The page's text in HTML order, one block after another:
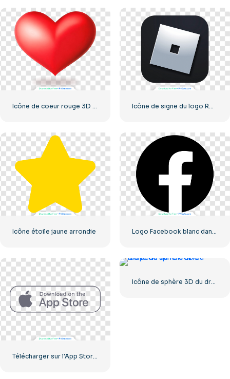
Icône de coeur rouge 3D avec ombre Icône de signe du logo Roblox
Icône étoile jaune arrondie
Télécharger sur l'App Store Bouton Linéaire
Icône de sphère 3D du drapeau de l'Ukraine